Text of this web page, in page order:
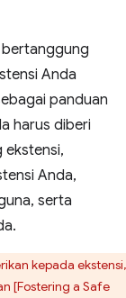
bertanggung
Anda
panduan
harus diberi
ekstensi,
Anda,
serta
kepada ekstensi,
[Fostering a Safe